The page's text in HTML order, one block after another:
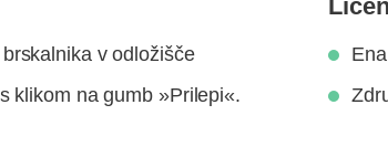
v odložišče
klikom na gumb »Prilepi«.